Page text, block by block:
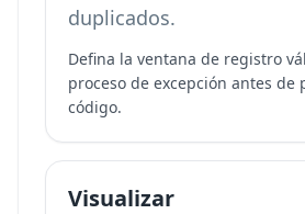
duplicados.
Defina la ventana de registro
proceso de excepción antes de
código.
Visualizar